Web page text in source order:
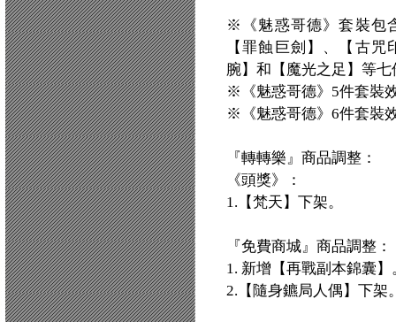
※《魅惑哥德》套裝包
【罪蝕巨劍】、【古
腕】和【魔光之足】等七
※《魅惑哥德》5件套裝
※《魅惑哥德》6件套裝
『轉轉樂』商品調整：
《頭獎》：
1.【梵天】下架。
『免費商城』商品調整：
1. 新增【再戰副本錦囊】
2.【隨身鑣局人偶】下架